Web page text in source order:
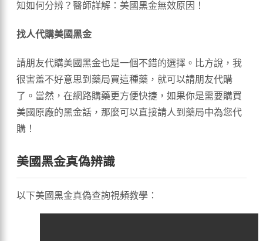
知如何分辨？醫師詳解：美國黑金無效原因！
找人代購美國黑金
請朋友代購美國黑金也是一個不錯的選擇。比方說，我
很害羞不好意思到藥局買這種藥，就可以請朋友代購
了。當然，在網路購藥更方便快捷，如果你是需要購買
美國原廠的黑金話，那麼可以直接請人到藥局中為您代
購！
美國黑金真偽辨識
以下美國黑金真偽查詢視頻教學：